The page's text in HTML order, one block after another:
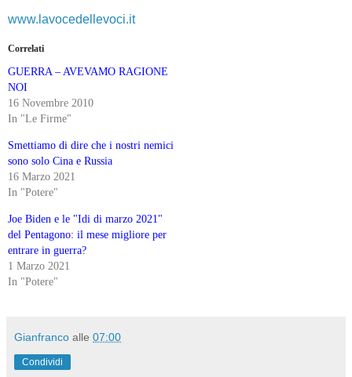
www.lavocedellevoci.it
Correlati
GUERRA – AVEVAMO RAGIONE
NOI
16 Novembre 2010
In "Le Firme"
Smettiamo di dire che i nostri nemici
sono solo Cina e Russia
16 Marzo 2021
In "Potere"
Joe Biden e le "Idi di marzo 2021"
del Pentagono: il mese migliore per
entrare in guerra?
1 Marzo 2021
In "Potere"
Gianfranco alle 07:00
Condividi